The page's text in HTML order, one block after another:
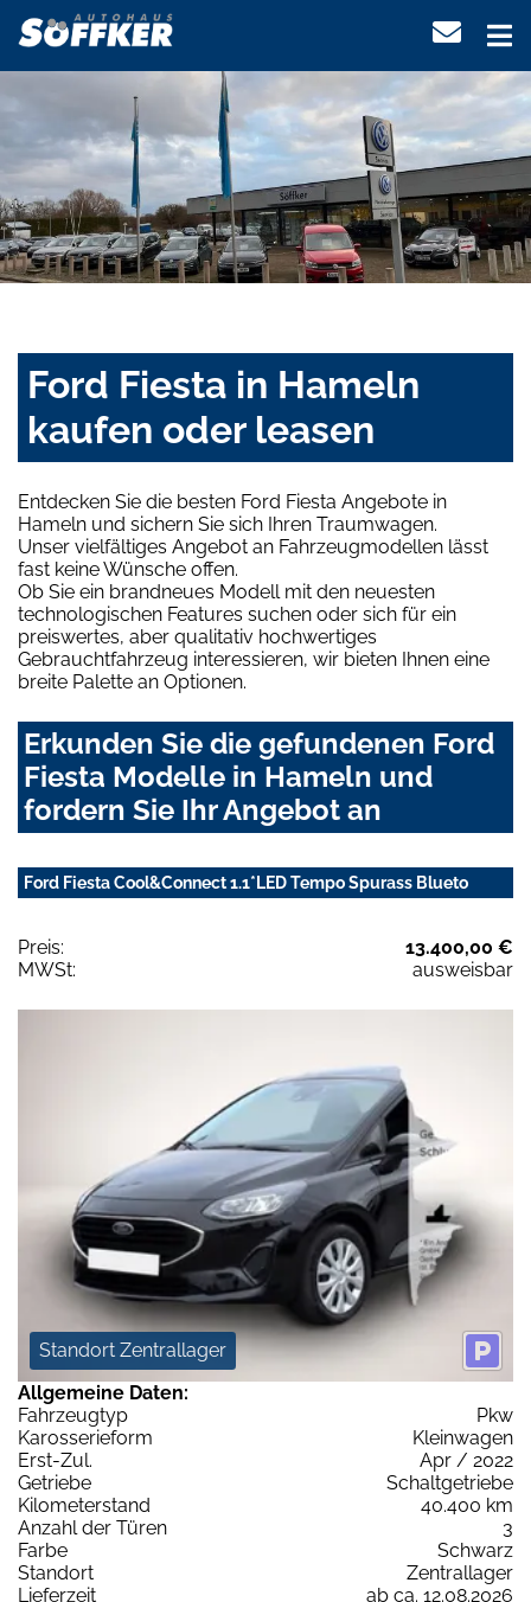
Ford Fiesta in Hameln
kaufen oder leasen
Entdecken Sie die besten Ford Fiesta Angebote in
Hameln und sichern Sie sich Ihren Traumwagen.
Unser vielfältiges Angebot an Fahrzeugmodellen lässt
fast keine Wünsche offen.
Ob Sie ein brandneues Modell mit den neuesten
technologischen Features suchen oder sich für ein
preiswertes, aber qualitativ hochwertiges
Gebrauchtfahrzeug interessieren, wir bieten Ihnen eine
breite Palette an Optionen.
Erkunden Sie die gefundenen Ford
Fiesta Modelle in Hameln und
fordern Sie Ihr Angebot an
Ford Fiesta Cool&Connect 1.1*LED Tempo Spurass Blueto
Preis:
13.400,00 €
MWSt:
ausweisbar
Standort Zentrallager
Allgemeine Daten:
Fahrzeugtyp
Pkw
Karosserieform
Kleinwagen
Erst-Zul.
Apr / 2022
Getriebe
Schaltgetriebe
Kilometerstand
40.400 km
Anzahl der Türen
3
Farbe
Schwarz
Standort
Zentrallager
Lieferzeit
ab ca. 12.08.2026